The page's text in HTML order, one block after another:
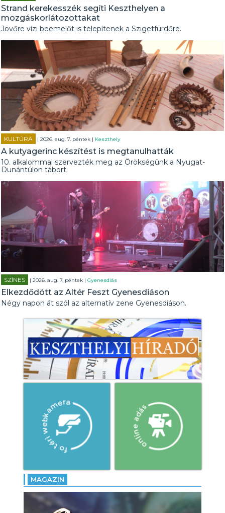
Strand kerekesszék segíti Keszthelyen a
mozgáskorlátozottakat
Jövőre vízi beemelőt is telepítenek a Szigetfürdőre.
KULTÚRA | 2026. aug. 7. péntek | Keszthely
A kutyagerinc készítést is megtanulhatták
10. alkalommal szervezték meg az Örökségünk a Nyugat-
Dunántúlon tábort.
SZÍNES | 2026. aug. 7. péntek |Gyenesdiás
Elkezdődött az Altér Feszt Gyenesdiáson
Négy napon át szól az alternatív zene Gyenesdiáson.
MAGAZIN